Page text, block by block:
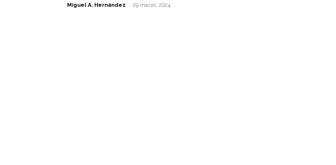
Miguel A. Hernández - 29 marzo, 2024